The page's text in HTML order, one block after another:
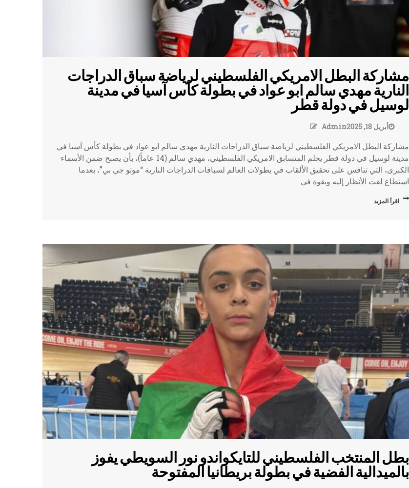
مشاركة البطل الامريكي الفلسطيني لرياضة سباق الدراجات
النارية مهدي سالم ابو عواد في بطولة كأس آسيا في مدينة
لوسيل في دولة قطر
أبريل 18, 2025 Admin
مشاركة البطل الامريكي الفلسطيني لرياضة سباق الدراجات النارية مهدي سالم ابو عواد في بطولة كأس آسيا في
مدينة لوسيل في دولة قطر يحلم المتسابق الامريكي الفلسطيني، مهدي سالم (14 عاماً)، بأن يصبح ضمن الأسماء
الكبرى، التي تنافس على تحقيق الألقاب في بطولات العالم لسباقات الدراجات النارية “موتو جي بي”، بعدما
استطاع لفت الأنظار إليه وبقوة في
اقرأ المزيد
بطل المنتخب الفلسطيني للتايكواندو نور السويطي يفوز
بالميدالية الفضية في بطولة بريطانيا المفتوحة